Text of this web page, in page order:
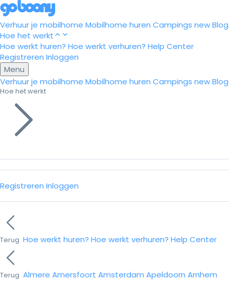
Verhuur je mobilhome Mobilhome huren Campings newBlog
Hoe het werkt
Hoe werkt huren? Hoe werkt verhuren? Help Center
Registreren Inloggen
Menu
Verhuur je mobilhome Mobilhome huren Campings newBlog
Hoe het werkt
Registreren Inloggen
Terug Hoe werkt huren? Hoe werkt verhuren? Help Center
Terug Almere Amersfoort Amsterdam Apeldoorn Arnhem